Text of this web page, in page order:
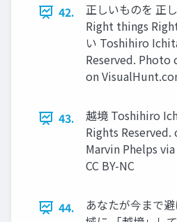
42.
正しいものを 正
Right things
い Toshihiro
Reserved.
on
43.
越境 Toshihiro
Rights
Marvin Phelps
CC BY-NC
44.
あなたが今まで